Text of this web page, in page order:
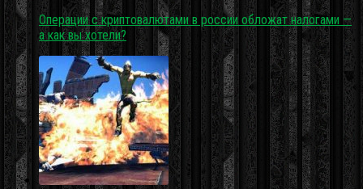
Операции с криптовалютами в россии обложат налогами —
а как вы хотели?